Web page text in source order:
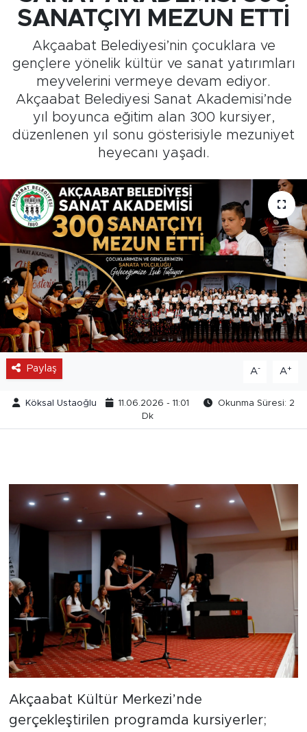
SANATÇIYI MEZUN ETTİ
Akçaabat Belediyesi’nin çocuklara ve
gençlere yönelik kültür ve sanat yatırımları
meyvelerini vermeye devam ediyor.
Akçaabat Belediyesi Sanat Akademisi’nde
yıl boyunca eğitim alan 300 kursiyer,
düzenlenen yıl sonu gösterisiyle mezuniyet
heyecanı yaşadı.
Paylaş A- A+
Köksal Ustaoğlu 11.06.2026 - 11:01
Okunma Süresi: 2
Dk
Akçaabat Kültür Merkezi’nde
gerçekleştirilen programda kursiyerler;
Medya
Sağlık
Siyaset
Teknoloji
Foto Galeri
Köşe Yazarları
Manşet
Ulusal Son Dakika Haberleri